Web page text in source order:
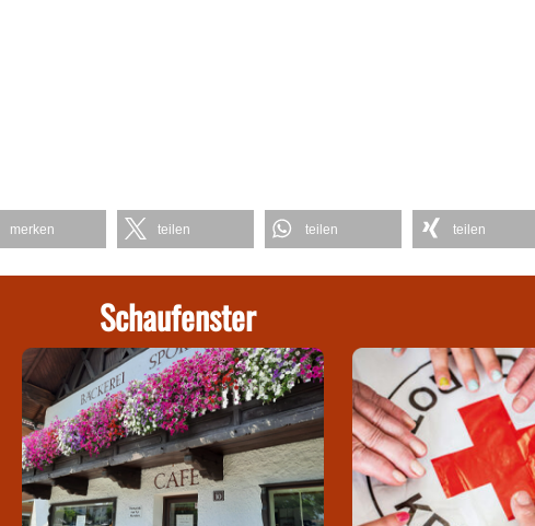
merken teilen teilen teilen
Schaufenster